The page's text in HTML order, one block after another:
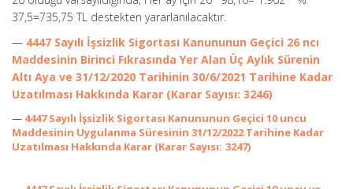
37,5=735,75 TL destekten yararlanılacaktır.
— 4447 Sayılı İşsizlik Sigortası Kanununun Geçici 26 ncı
Maddesinin Birinci Fıkrasında Yer Alan Üç Aylık Sürenin
Altı Aya ve 31/12/2020 Tarihinin 30/6/2021 Tarihine Kadar
Uzatılması Hakkında Karar (Karar Sayısı: 3246)
— 4447 Sayılı İşsizlik Sigortası Kanununun Geçici 10 uncu
Maddesinin Uygulanma Süresinin 31/12/2022 Tarihine Kadar
Uzatılması Hakkında Karar (Karar Sayısı: 3247)